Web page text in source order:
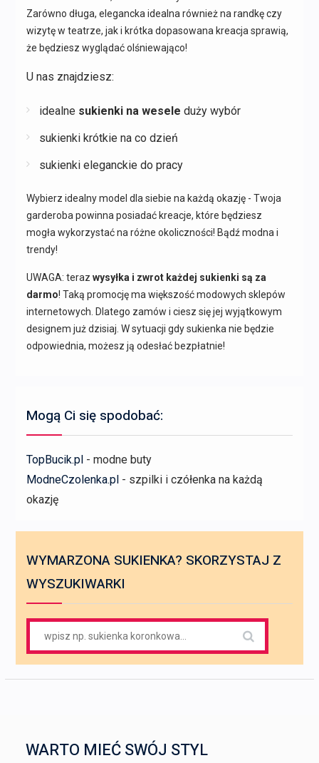
Zarówno długa, elegancka idealna również na randkę czy
wizytę w teatrze, jak i krótka dopasowana kreacja sprawią,
że będziesz wyglądać olśniewająco!
U nas znajdziesz:
idealne sukienki na wesele duży wybór
sukienki krótkie na co dzień
sukienki eleganckie do pracy
Wybierz idealny model dla siebie na każdą okazję - Twoja
garderoba powinna posiadać kreacje, które będziesz
mogła wykorzystać na różne okoliczności! Bądź modna i
trendy!
UWAGA: teraz wysyłka i zwrot każdej sukienki są za
darmo! Taką promocję ma większość modowych sklepów
internetowych. Dlatego zamów i ciesz się jej wyjątkowym
designem już dzisiaj. W sytuacji gdy sukienka nie będzie
odpowiednia, możesz ją odesłać bezpłatnie!
Mogą Ci się spodobać:
TopBucik.pl - modne buty
ModneCzolenka.pl - szpilki i czółenka na każdą
okazję
WYMARZONA SUKIENKA? SKORZYSTAJ Z
WYSZUKIWARKI
for:
WARTO MIEĆ SWÓJ STYL